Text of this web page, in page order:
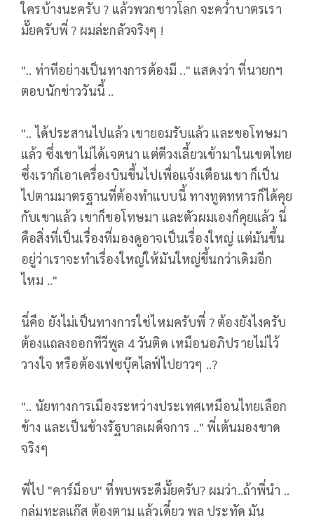
ใครบ้างนะครับ ? แล้วพวกชาวโลก จะคว่ำบาตรเรา
มั๊ยครับพี่ ? ผมล่ะกลัวจริงๆ !
".. ท่าทีอย่างเป็นทางการต้องมี .." แสดงว่า ที่นายกฯ
ตอบนักข่าววันนี้ ..
".. ได้ประสานไปแล้ว เขายอมรับแล้ว และขอโทษมา
แล้ว ซึ่งเขาไม่ได้เจตนา แต่ตีวงเลี้ยวเข้ามาในเขตไทย
ซึ่งเราก็เอาเครื่องบินขึ้นไปเพื่อแจ้งเตือนเขา ก็เป็น
ไปตามมาตรฐานที่ต้องทำแบบนี้ ทางทูตทหารก็ได้คุย
กับเขาแล้ว เขาก็ขอโทษมา และตัวผมเองก็คุยแล้ว นี่
คือสิ่งที่เป็นเรื่องที่มองดูอาจเป็นเรื่องใหญ่ แต่มันขึ้น
อยู่ว่าเราจะทำเรื่องใหญ่ให้มันใหญ่ขึ้นกว่าเดิมอีก
ไหม .."
นี่คือ ยังไม่เป็นทางการใช่ไหมครับพี่ ? ต้องยังไงครับ
ต้องแถลงออกทีวีพูล 4 วันติด เหมือนอภิปรายไม่ไว้
วางใจ หรือต้องเฟซบุ๊คไลฟ์ไปยาวๆ ..?
".. นัยทางการเมืองระหว่างประเทศเหมือนไทยเลือก
ข้าง และเป็นข้างรัฐบาลเผด็จการ .." พี่เต้นมองขาด
จริงๆ
พี่ไป "คาร์ม็อบ" ที่พบพระดีมั๊ยครับ? ผมว่า..ถ้าพี่นำ ..
กลุ่มทะลุแก๊ส ต้องตาม แล้วเดี๋ยว พลุ ประทัด มัน